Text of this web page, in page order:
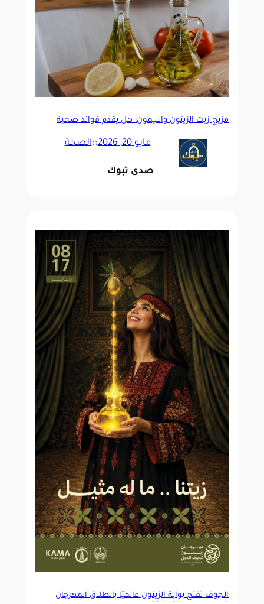
مزيج زيت الزيتون والليمون: هل يقدم فوائد صحية
مايو 20, 2026 ::الصحة
صدى تبوك
الجوف تفتح بوابة الزيتون عالميًا بانطلاق المهرجان